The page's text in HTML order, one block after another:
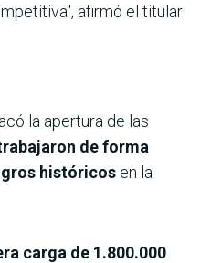
afirmó el titular
la apertura de las
de forma
históricos en la
carga de 1.800.000